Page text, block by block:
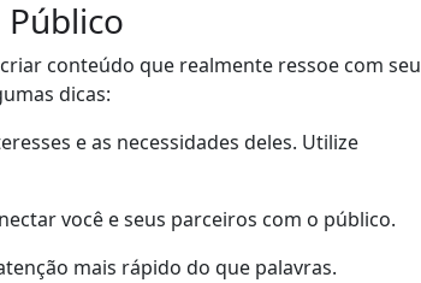
conteúdo que realmente ressoe com seu
dicas:
e as necessidades deles. Utilize
você e seus parceiros com o público.
mais rápido do que palavras.